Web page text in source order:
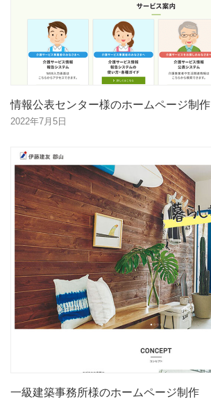
情報公表センター様のホームページ制作
2022年7月5日
一級建築事務所様のホームページ制作